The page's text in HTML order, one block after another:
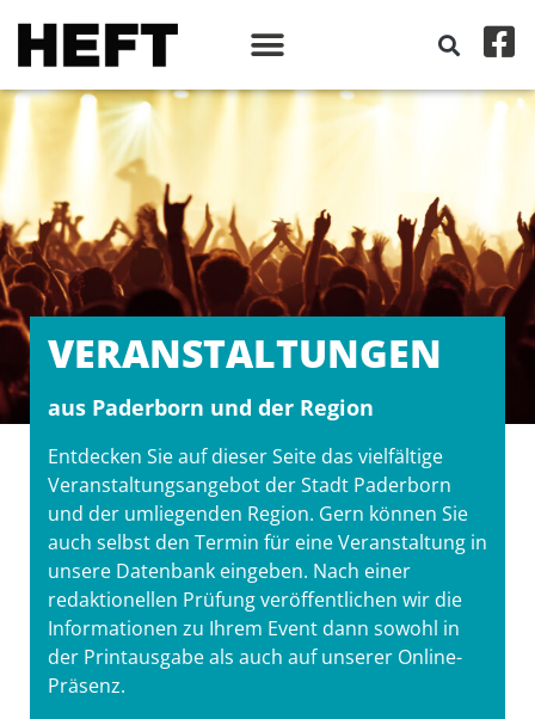
VERANSTALT­UNGEN
aus Paderborn und der Region
Entdecken Sie auf dieser Seite das vielfältige
Veranstaltungsangebot der Stadt Paderborn
und der umliegenden Region. Gern können Sie
auch selbst den Termin für eine Veranstaltung in
unsere Datenbank eingeben. Nach einer
redaktionellen Prüfung veröffentlichen wir die
Informationen zu Ihrem Event dann sowohl in
der Printausgabe als auch auf unserer Online-
Präsenz.